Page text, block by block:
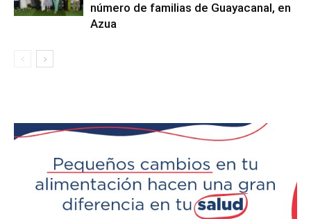
número de familias de Guayacanal, en
Azua